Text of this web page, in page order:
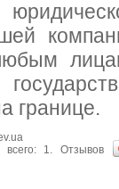
границе.
1. Отзывов